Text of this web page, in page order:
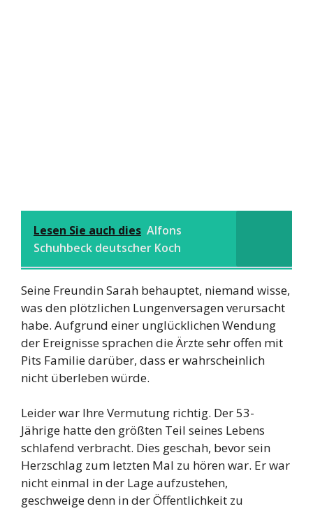
Lesen Sie auch dies Alfons
Schuhbeck deutscher Koch
Seine Freundin Sarah behauptet, niemand wisse,
was den plötzlichen Lungenversagen verursacht
habe. Aufgrund einer unglücklichen Wendung
der Ereignisse sprachen die Ärzte sehr offen mit
Pits Familie darüber, dass er wahrscheinlich
nicht überleben würde.
Leider war Ihre Vermutung richtig. Der 53-
Jährige hatte den größten Teil seines Lebens
schlafend verbracht. Dies geschah, bevor sein
Herzschlag zum letzten Mal zu hören war. Er war
nicht einmal in der Lage aufzustehen,
geschweige denn in der Öffentlichkeit zu